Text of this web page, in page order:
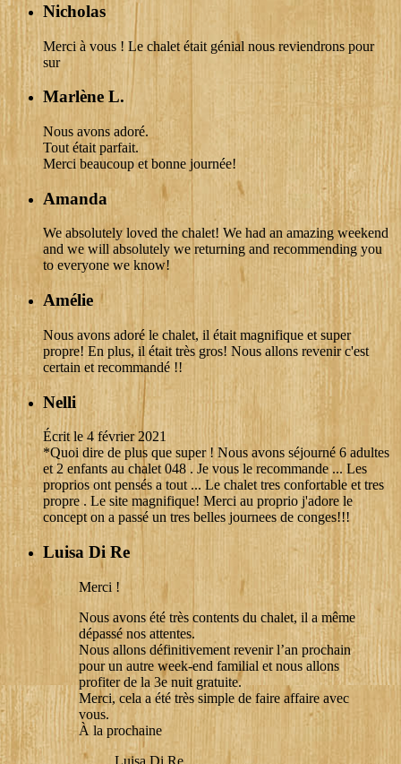
Nicholas
Merci à vous ! Le chalet était génial nous reviendrons pour
sur
Marlène L.
Nous avons adoré.
Tout était parfait.
Merci beaucoup et bonne journée!
Amanda
We absolutely loved the chalet! We had an amazing weekend
and we will absolutely we returning and recommending you
to everyone we know!
Amélie
Nous avons adoré le chalet, il était magnifique et super
propre! En plus, il était très gros! Nous allons revenir c'est
certain et recommandé !!
Nelli
Écrit le 4 février 2021
*Quoi dire de plus que super ! Nous avons séjourné 6 adultes
et 2 enfants au chalet 048 . Je vous le recommande ... Les
proprios ont pensés a tout ... Le chalet tres confortable et tres
propre . Le site magnifique! Merci au proprio j'adore le
concept on a passé un tres belles journees de conges!!!
Luisa Di Re
Merci !
Nous avons été très contents du chalet, il a même
dépassé nos attentes.
Nous allons définitivement revenir l’an prochain
pour un autre week-end familial et nous allons
profiter de la 3e nuit gratuite.
Merci, cela a été très simple de faire affaire avec
vous.
À la prochaine
Luisa Di Re